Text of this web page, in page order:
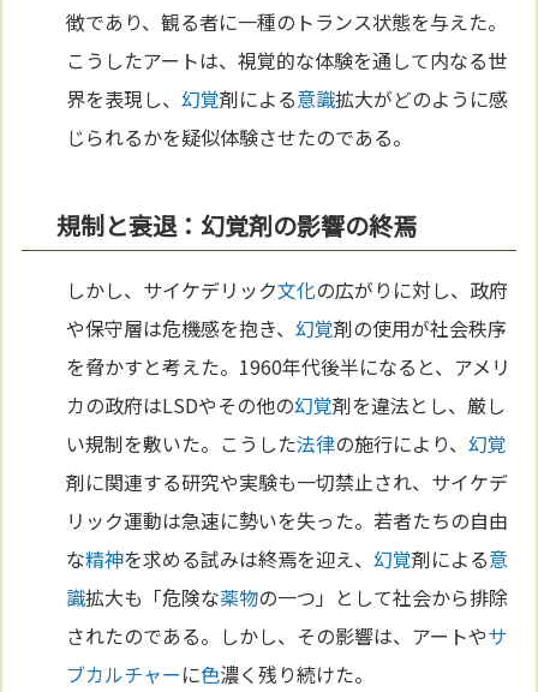
徴であり、観る者に一種のトランス状態を与えた。
こうしたアートは、視覚的な体験を通して内なる世
界を表現し、幻覚剤による意識拡大がどのように感
じられるかを疑似体験させたのである。
規制と衰退：幻覚剤の影響の終焉
しかし、サイケデリック文化の広がりに対し、政府
や保守層は危機感を抱き、幻覚剤の使用が社会秩序
を脅かすと考えた。1960年代後半になると、アメリ
カの政府はLSDやその他の幻覚剤を違法とし、厳し
い規制を敷いた。こうした法律の施行により、幻覚
剤に関連する研究や実験も一切禁止され、サイケデ
リック運動は急速に勢いを失った。若者たちの自由
な精神を求める試みは終焉を迎え、幻覚剤による意
識拡大も「危険な薬物の一つ」として社会から排除
されたのである。しかし、その影響は、アートやサ
ブカルチャーに色濃く残り続けた。